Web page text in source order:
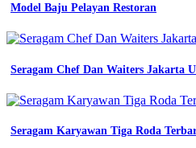
kerja
seragam
baju
kerja
toko
Model Baju Pelayan Restoran
Seragam Chef Dan Waiters Jakarta
Seragam Karyawan Tiga Roda